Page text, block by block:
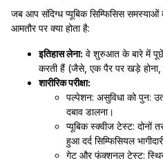
जब आप संदिग्ध प्यूबिक सिम्फिसिस
आमतौर पर क्या होता है:
इतिहास लेना: वे शुरुआत के बारे में
करती हैं (जैसे, एक पैर पर खड़े होना,
शारीरिक परीक्षा:
पल्पेशन: असुविधा को पुन:
दबाव डालना।
प्यूबिक स्क्वीज टेस्ट: दोनों
हुआ दर्द सिम्फिसियल
गेट और फंक्शनल टेस्ट: